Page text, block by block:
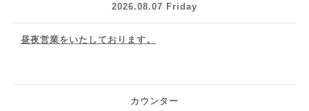
2026.08.07 Friday
昼夜営業をいたしております。
カウンター